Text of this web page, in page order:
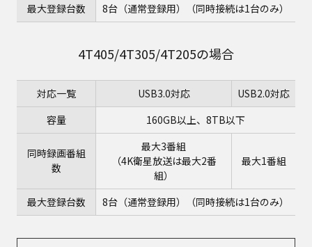
最大登録台数 8台（通常登録用）（同時接続は1台のみ）
4T405/4T305/4T205の場合
対応一覧 USB3.0対応
USB2.0対応
容量
160GB以上、8TB以下
同時録画番組
数
最大3番組
（4K衛星放送は最大2番
組）
最大1番組
最大登録台数 8台（通常登録用）（同時接続は1台のみ）